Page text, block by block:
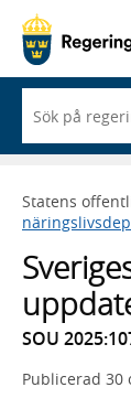
du
börjar
skriva
framträder
en
med
sökförslag
Statens
SOU
Publicerad 30